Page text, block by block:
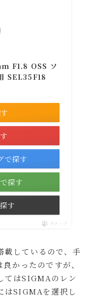
F1.8 OSS ソ
SEL35F18
で探す
探す
す
ポチップ
載しているので、手
かったのですが、
てはSIGMAのレン
はSIGMAを選択し